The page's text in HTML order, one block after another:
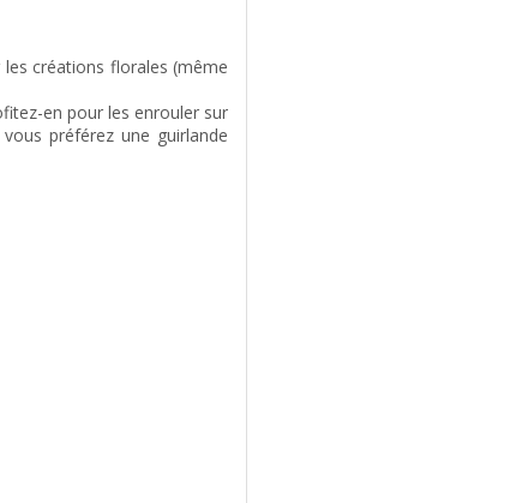
créations florales (même
en pour les enrouler sur
préférez une guirlande